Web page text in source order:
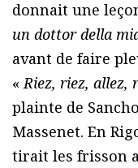
donnait une
un dottor della
avant de faire
« Riez, riez, allez,
plainte de
Massenet. En
tirait les frisson